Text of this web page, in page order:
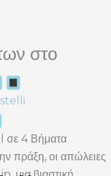
στο
σε 4 Βήματα
πράξη, οι απώλειες